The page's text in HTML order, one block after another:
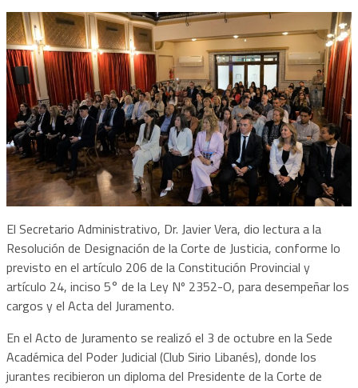
El Secretario Administrativo, Dr. Javier Vera, dio lectura a la
Resolución de Designación de la Corte de Justicia, conforme lo
previsto en el artículo 206 de la Constitución Provincial y
artículo 24, inciso 5° de la Ley Nº 2352-O, para desempeñar los
cargos y el Acta del Juramento.
En el Acto de Juramento se realizó el 3 de octubre en la Sede
Académica del Poder Judicial (Club Sirio Libanés), donde los
jurantes recibieron un diploma del Presidente de la Corte de